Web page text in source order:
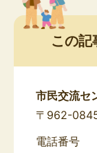
この記
市民交流セ
〒962-
電話番号